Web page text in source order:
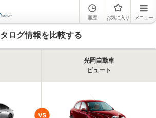
履歴 お気に入り メニュー
ログ情報を比較する
光岡自動車
ビュート